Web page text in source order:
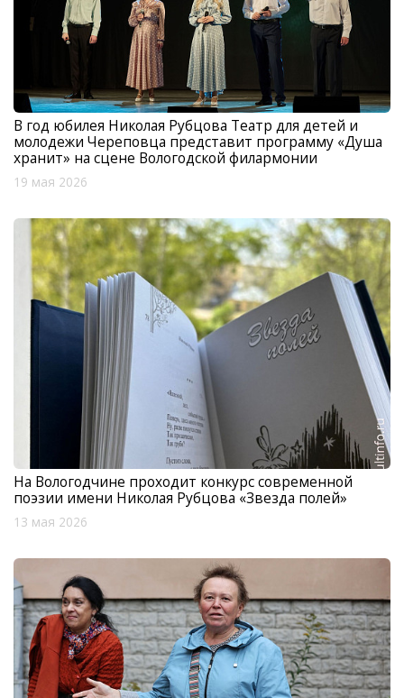
В год юбилея Николая Рубцова Театр для детей и
молодежи Череповца представит программу «Душа
хранит» на сцене Вологодской филармонии
19 мая 2026
На Вологодчине проходит конкурс современной
поэзии имени Николая Рубцова «Звезда полей»
13 мая 2026